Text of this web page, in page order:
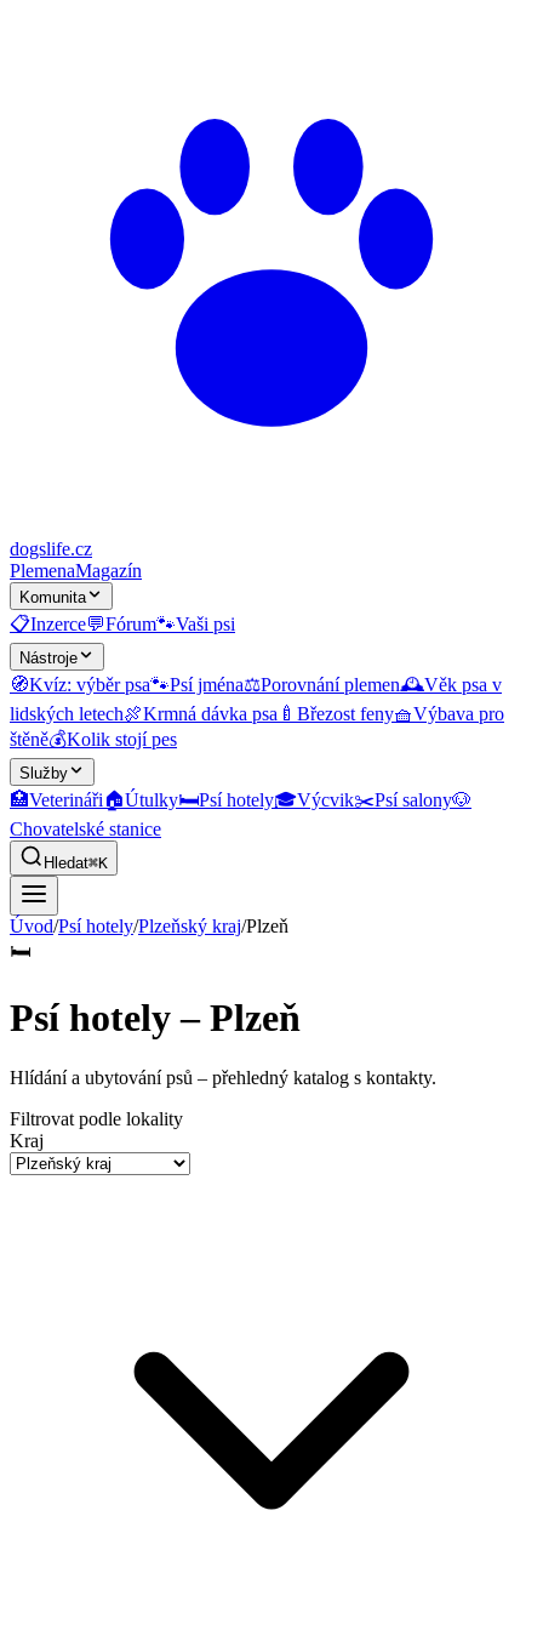
dogslife.cz
PlemenaMagazín
Komunita
📋Inzerce💬Fórum🐾Vaši psi
Nástroje
🧭Kvíz: výběr psa🐾Psí jména⚖️Porovnání plemen🕰️Věk psa v
lidských letech🍖Krmná dávka psa 🍼 Březost feny🧺Výbava pro
štěně💰Kolik stojí pes
Služby
🏥Veterináři🏠Útulky🛏️Psí hotely🎓Výcvik✂️Psí salony🐶
Chovatelské stanice
Hledat⌘K
Úvod/Psí hotely/Plzeňský kraj/Plzeň
🛏️
Psí hotely – Plzeň
Hlídání a ubytování psů – přehledný katalog s kontakty.
Filtrovat podle lokality
Kraj